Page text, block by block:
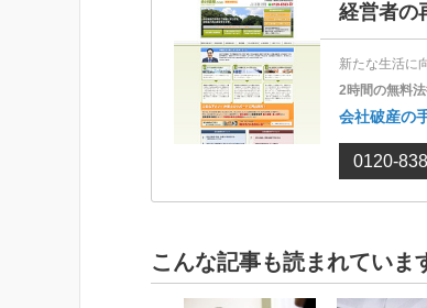
経営者の
新たな生活に
2時間の無料
会社破産の
0120-
こんな記事も読まれていま